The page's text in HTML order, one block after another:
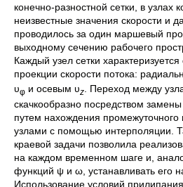
конечно-разностной сетки, в узлах
неизвестные значения скорости и
проводилось за один маршевый
выходному сечению рабочего
Каждый узел сетки
проекции скорости потока:
υφ и осевым υz. Переход между
скачкообразно посредством
путем нахождения
узлами с помощью интерполяции.
краевой задачи позволила
на каждом временном шаге и,
функций ψ и ω, устанавливать его
Использование условий